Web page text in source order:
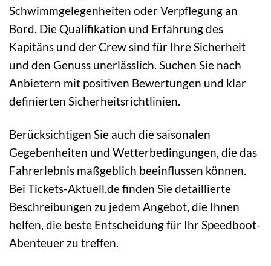
Schwimmgelegenheiten oder Verpflegung an
Bord. Die Qualifikation und Erfahrung des
Kapitäns und der Crew sind für Ihre Sicherheit
und den Genuss unerlässlich. Suchen Sie nach
Anbietern mit positiven Bewertungen und klar
definierten Sicherheitsrichtlinien.
Berücksichtigen Sie auch die saisonalen
Gegebenheiten und Wetterbedingungen, die das
Fahrerlebnis maßgeblich beeinflussen können.
Bei Tickets-Aktuell.de finden Sie detaillierte
Beschreibungen zu jedem Angebot, die Ihnen
helfen, die beste Entscheidung für Ihr Speedboot-
Abenteuer zu treffen.